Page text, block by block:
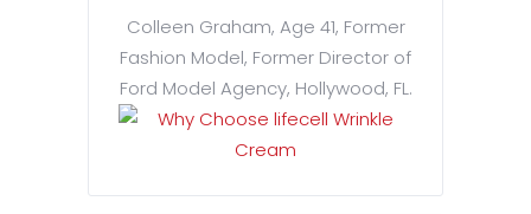
Colleen Graham, Age 41, Former
Fashion Model, Former Director of
Ford Model Agency, Hollywood, FL.